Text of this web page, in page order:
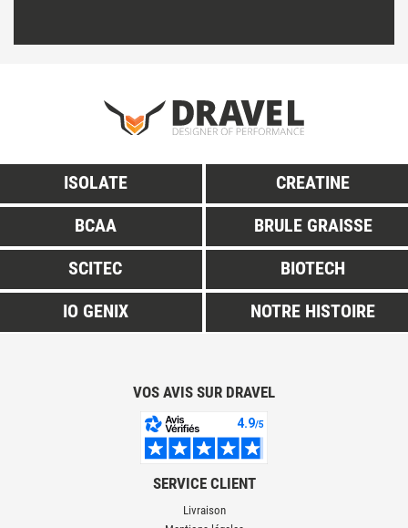
ISOLATE
CREATINE
BCAA
BRULE GRAISSE
SCITEC
BIOTECH
IO GENIX
NOTRE HISTOIRE
VOS AVIS SUR DRAVEL
SERVICE CLIENT
Livraison